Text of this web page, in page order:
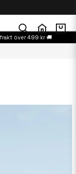
över 499 kr 🚚